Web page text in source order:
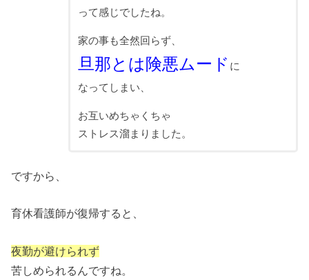
って感じでしたね。
家の事も全然回らず、
旦那とは険悪ムード に
なってしまい、
お互いめちゃくちゃ
ストレス溜まりました。
ですから、
育休看護師が復帰すると、
夜勤が避けられず
苦しめられるんですね。